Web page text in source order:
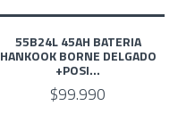
55B24L 45AH BATERIA
HANKOOK BORNE DELGADO
+POSI...
$99.990